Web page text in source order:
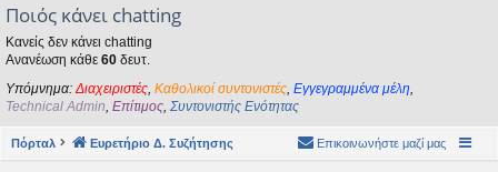
Καλή Ανάσταση σε όλους!
kat_woman•Τετ 08 Απρ 2026, 14:21
pantaέγραψε:↑
Καλή Μεγάλη Εβδομάδα. Καλή Ανάσταση.
Καλή Ανάσταση σε όλους!
Ποιός κάνει chatting
Κανείς δεν κάνει chatting
Ανανέωση κάθε 60 δευτ.
Υπόμνημα: Διαχειριστές Καθολικοί συντονιστές Εγγεγραμμένα μέλη
Technical Admin Επίτιμος Συντονιστής Ενότητας
Πόρταλ Ευρετήριο Δ. Συζήτησης Επικοινωνήστε μαζί μας